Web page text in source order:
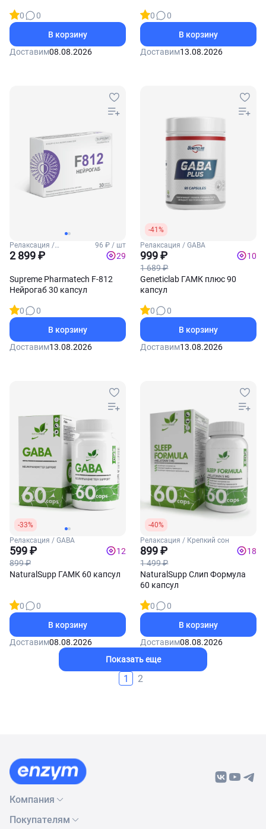
0
0
В корзину
Доставим08.08.2026
0
0
В корзину
Доставим13.08.2026
Релаксация /
Антистресс
96 ₽ / шт
2 899 ₽ 29
Supreme Pharmatech F-812
Нейрогаб 30 капсул
0
0
В корзину
Доставим13.08.2026
-41%
Релаксация / GABA
999 ₽
1 689 ₽
10
Geneticlab ГАМК плюс 90
капсул
0
0
В корзину
Доставим13.08.2026
-33%
Релаксация / GABA
599 ₽
899 ₽
12
NaturalSupp ГАМК 60 капсул
0
0
В корзину
Доставим08.08.2026
-40%
Релаксация / Крепкий сон
899 ₽
1 499 ₽
18
NaturalSupp Слип Формула
60 капсул
0
0
В корзину
Доставим08.08.2026
Показать еще
1 2
Компания
О нас
Покупателям